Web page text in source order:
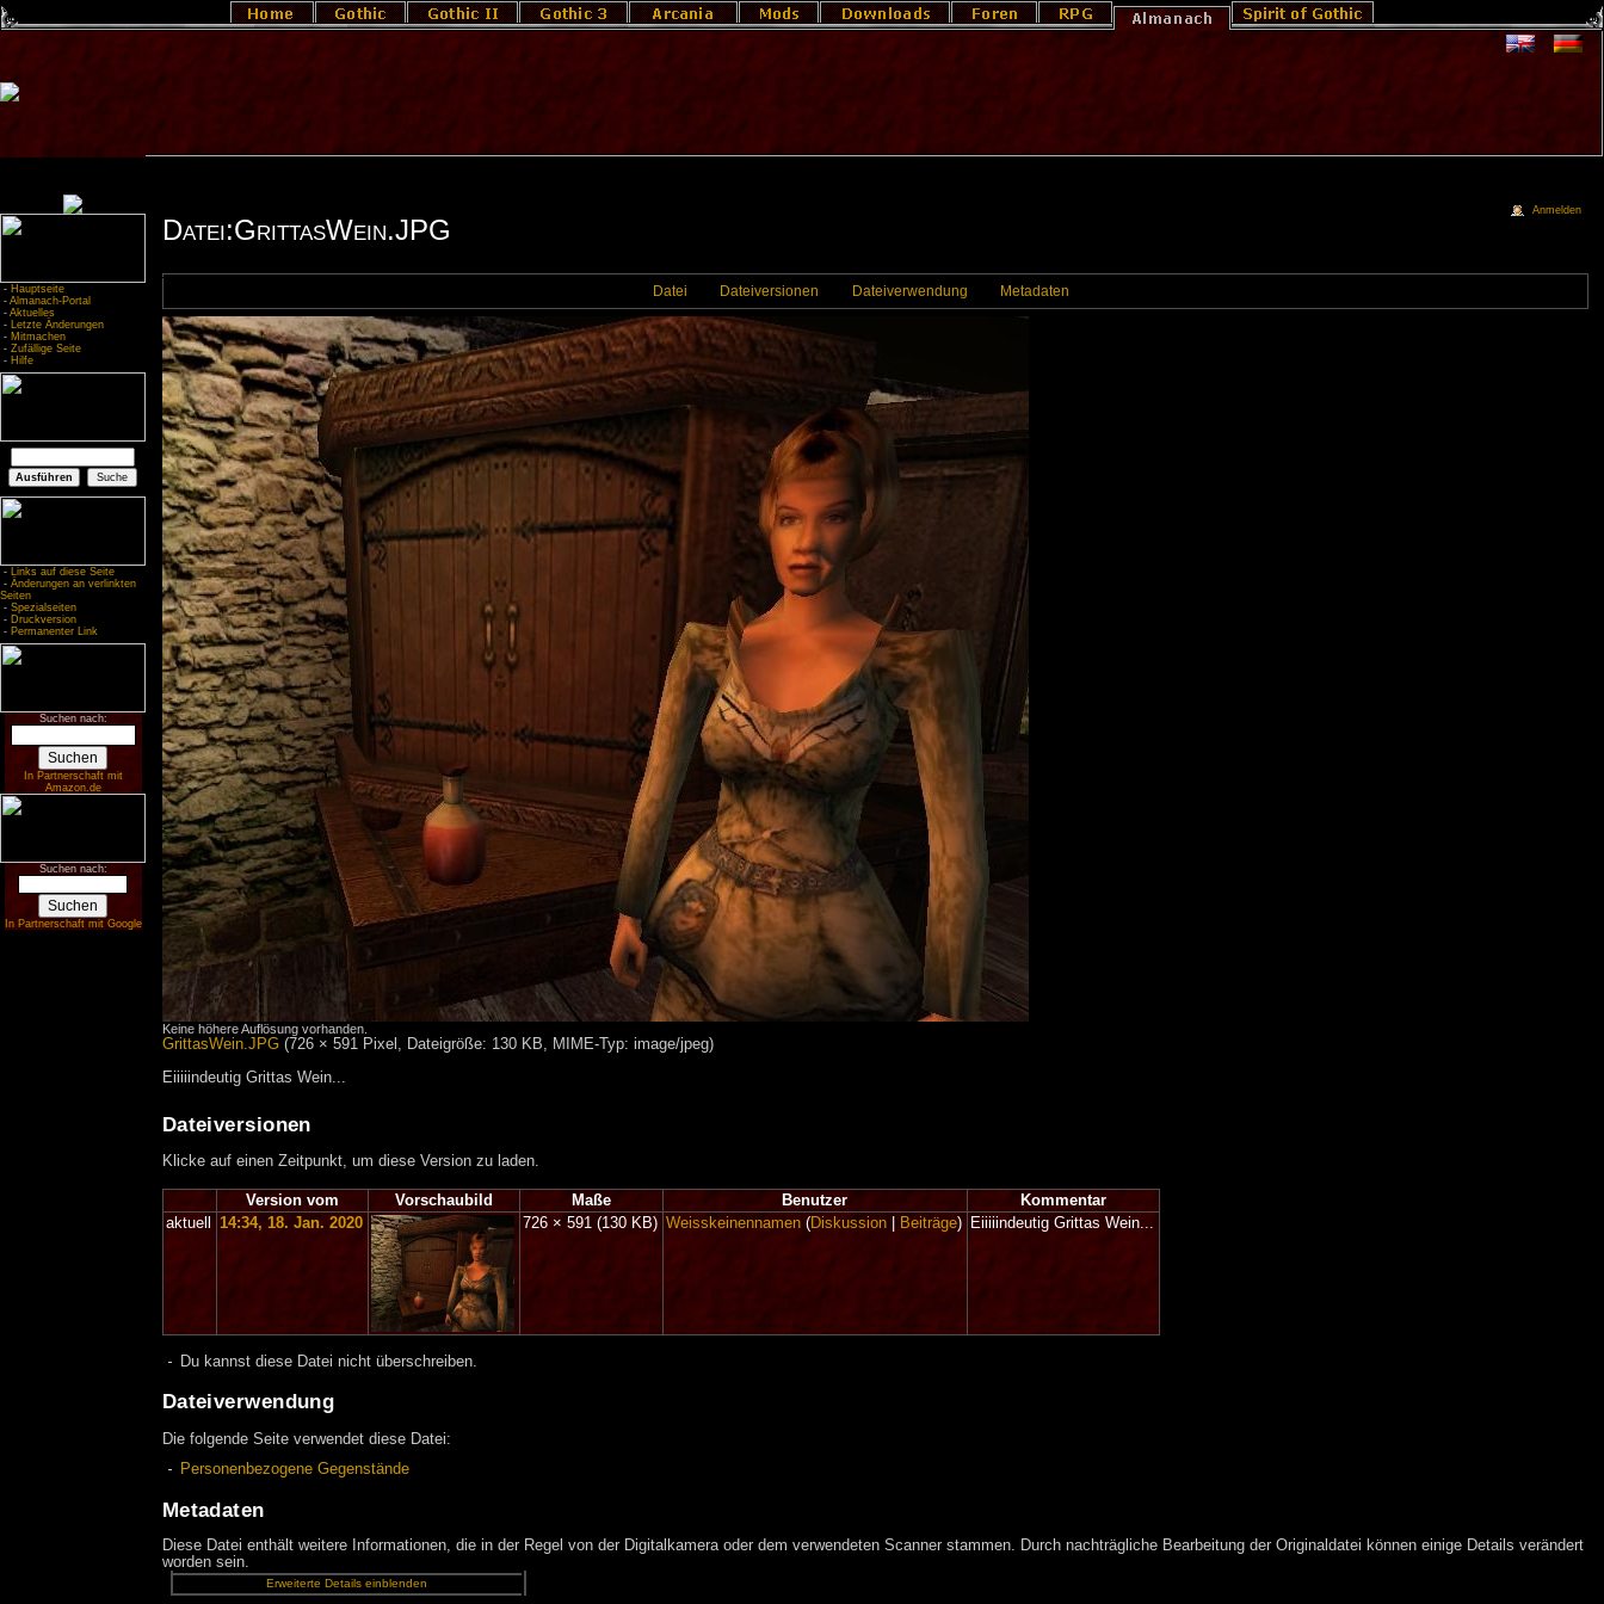
- Hauptseite
- Almanach-Portal
- Aktuelles
- Letzte Änderungen
- Mitmachen
- Zufällige Seite
- Hilfe
- Links auf diese Seite
- Änderungen an verlinkten
Seiten
- Spezialseiten
- Druckversion
- Permanenter Link
Suchen nach:
In Partnerschaft mit
Amazon.de
Suchen nach:
In Partnerschaft mit Google
Datei:GrittasWein.JPG
Datei Dateiversionen Dateiverwendung Metadaten
Keine höhere Auflösung vorhanden.
GrittasWein.JPG‎ (726 × 591 Pixel, Dateigröße: 130 KB, MIME-Typ: image/jpeg)
Eiiiiindeutig Grittas Wein...
Dateiversionen
Klicke auf einen Zeitpunkt, um diese Version zu laden.
Version vom Vorschaubild Maße Benutzer
Kommentar
aktuell
14:34, 18. Jan. 2020 726 × 591(130 KB) Weisskeinennamen (Diskussion Beiträge) Eiiiiindeutig Grittas Wein...
Du kannst diese Datei nicht überschreiben.
Dateiverwendung
Die folgende Seite verwendet diese Datei:
Personenbezogene Gegenstände
Metadaten
Diese Datei enthält weitere Informationen, die in der Regel von der Digitalkamera oder dem verwendeten Scanner stammen. Durch nachträgliche Bearbeitung der Originaldatei können einige Details verändert
worden sein.
Erweiterte Details einblenden
Anmelden